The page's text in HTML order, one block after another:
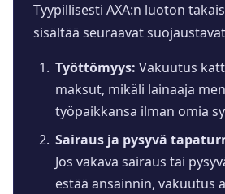
Tyypillisesti AXA:n luoton
sisältää seuraavat
Työttömyys: Vakuutus
maksut, mikäli lainaaja
työpaikkansa ilman omia
Sairaus ja pysyvä
Jos vakava sairaus tai
estää ansainnin, vakuutus